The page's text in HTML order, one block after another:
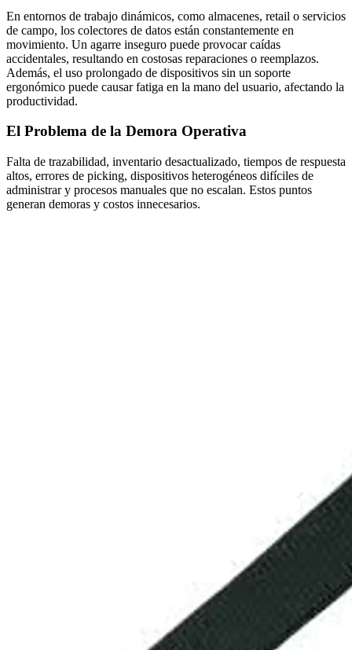
En entornos de trabajo dinámicos, como almacenes, retail o servicios
de campo, los colectores de datos están constantemente en
movimiento. Un agarre inseguro puede provocar caídas
accidentales, resultando en costosas reparaciones o reemplazos.
Además, el uso prolongado de dispositivos sin un soporte
ergonómico puede causar fatiga en la mano del usuario, afectando la
productividad.
El Problema de la Demora Operativa
Falta de trazabilidad, inventario desactualizado, tiempos de respuesta
altos, errores de picking, dispositivos heterogéneos difíciles de
administrar y procesos manuales que no escalan. Estos puntos
generan demoras y costos innecesarios.